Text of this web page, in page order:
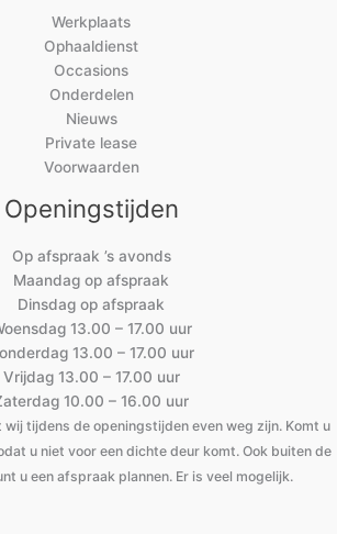
Werkplaats
Ophaaldienst
Occasions
Onderdelen
Nieuws
Private lease
Voorwaarden
Openingstijden
Op afspraak ’s avonds
Maandag op afspraak
Dinsdag op afspraak
13.00 – 17.00 uur
13.00 – 17.00 uur
Vrijdag 13.00 – 17.00 uur
10.00 – 16.00 uur
wij tijdens de openingstijden even weg zijn. Komt u
u niet voor een dichte deur komt. Ook buiten de
u een afspraak plannen. Er is veel mogelijk.